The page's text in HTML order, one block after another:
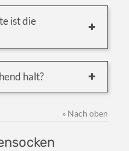
ist die
halt?
» Nach oben